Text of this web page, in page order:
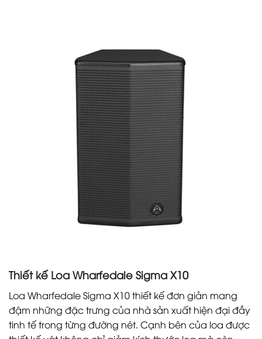
Thiết kế Loa Wharfedale Sigma X10
Loa Wharfedale Sigma X10 thiết kế đơn giản mang
đậm những đặc trưng của nhà sản xuất hiện đại đầy
tinh tế trong từng đường nét. Cạnh bên của loa được